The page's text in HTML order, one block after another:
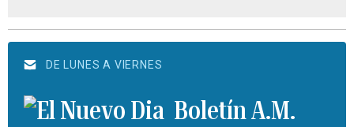
DE LUNES A VIERNES
Boletín A.M.